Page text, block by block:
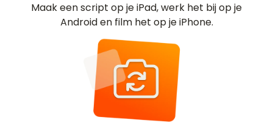
Maak een script op je iPad, werk het bij op je
Android en film het op je iPhone.